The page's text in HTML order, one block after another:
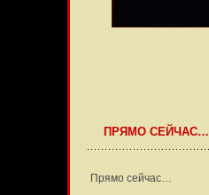
ПРЯМО СЕЙЧАС…
Прямо сейчас…